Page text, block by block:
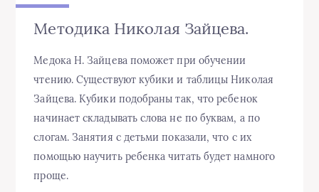
Методика Николая Зайцева.
Медока Н. Зайцева поможет при обучении
чтению. Существуют кубики и таблицы Николая
Зайцева. Кубики подобраны так, что ребенок
начинает складывать слова не по буквам, а по
слогам. Занятия с детьми показали, что с их
помощью научить ребенка читать будет намного
проще.